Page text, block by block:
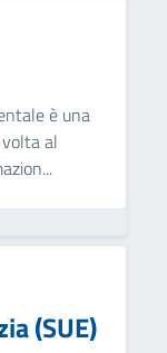
è una
al
(SUE)